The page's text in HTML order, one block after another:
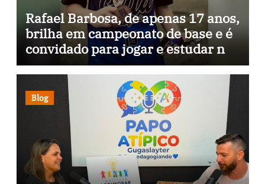
Rafael Barbosa, de apenas 17 anos,
brilha em campeonato de base e é
convidado para jogar e estudar na
Itália
Blog